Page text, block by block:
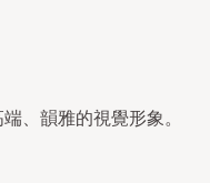
、韻雅的視覺形象。